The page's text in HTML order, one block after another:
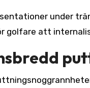
under
att